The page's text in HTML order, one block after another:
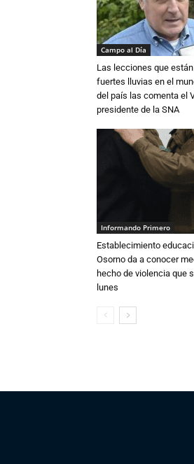
Campo al Día
Las lecciones que
fuertes lluvias en el
del país las comenta el
presidente de la SNA
Informando Primero
Establecimiento
Osorno da a conocer
hecho de violencia que
lunes